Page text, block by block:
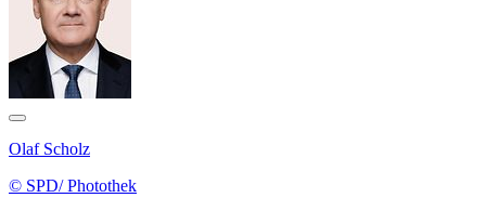
Olaf Scholz
© SPD/ Photothek